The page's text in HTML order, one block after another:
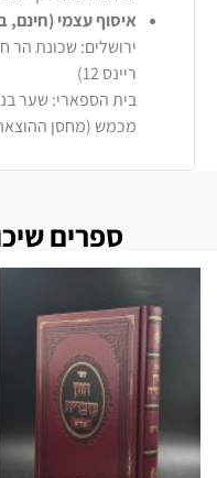
איסוף עצמי
ירושלים: שכונת הר
ריינס 12)
בית הספארי: שער
מכמש (מחסן
ספרים